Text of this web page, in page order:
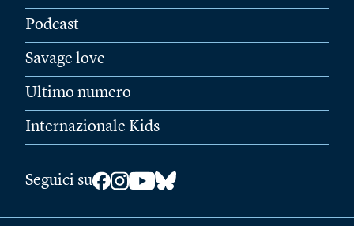
Podcast
Savage love
Ultimo numero
Internazionale Kids
Seguici su